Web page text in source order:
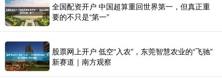
全国配资开户 中国超算重回世界第一，但真正重
要的不只是“第一”
股票网上开户 低空“入农”，东莞智慧农业的“飞驰”
新赛道｜南方观察